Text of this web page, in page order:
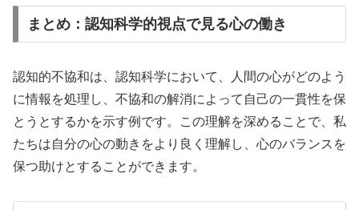
まとめ：認知科学的視点で見る心の働き
認知的不協和は、認知科学において、人間の心がどのよう
に情報を処理し、不協和の解消によって自己の一貫性を保
とうとするかを示す例です。この理解を深めることで、私
たちは自分の心の動きをより良く理解し、心のバランスを
保つ助けとすることができます。